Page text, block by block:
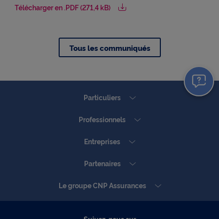
Télécharger en .PDF (271,4 kB)
Tous les communiqués
Particuliers
Professionnels
Entreprises
Partenaires
Le groupe CNP Assurances
cnp.fr. X mesure l'interaction des utilisateurs avec
Pour obtenir plus d'information sur les cookies, vous
pouvez consulter notreCharte relative aux cookies
En cliquant sur « Continuer sans accepter » vous
indiquez votre refus et seuls les cookies nécessaires
au bon fonctionnement du Site et/ou à vous